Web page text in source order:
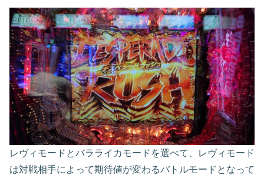
レヴィモードとバラライカモードを選べて、レヴィモード
は対戦相手によって期待値が変わるバトルモードとなって